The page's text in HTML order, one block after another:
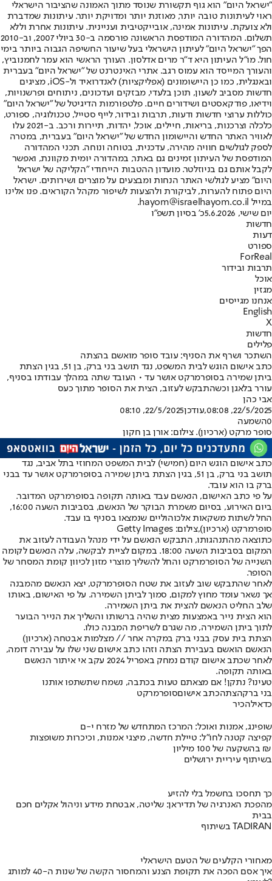
"ישראל היום" הוא גוף תקשורת שנוסד מתוך האמונה שהציבור הישראלי
ראוי לעיתונות טובה יותר, מאוזנת יותר ומדויקת יותר. עיתונות שמדברת
ולא צועקת. עיתונות אמינה, אובייקטיבית ועניינית. עיתונות אחרת וללא
תשלום. המהדורה המודפסת הראשונה פורסמה ב-30 ביולי 2007, וב-2010
הפך "ישראל היום" לעיתון הישראלי בעל שיעור החשיפה הגבוה ביותר בימי
חול. מו"ל העיתון היא ד"ר מרים אדלסון. העורך הראשי הוא עמר לחמנוביץ,
והעורך המייסד הוא עמוס רגב. אתרי האינטרנט של "ישראל היום" בעברית
ובאנגלית, כמו כן היישומונים (אפליקציות) לאנדרואיד ול-iOS, מציגים
חדשות מסביב לשעון, תוכן בלעדי, מבזקים ועדכונים, ניתוחים ופרשנויות,
וידיאו, פודקאסטים ושידורים חיים. פלטפורמות הדיגיטל של "ישראל היום"
כוללות ערוצי חדשות ודעות, תרבות ובידור, לייף סטייל, טכנולוגיה, ספורט,
כלכלה וצרכנות, בריאות, חיילים, אוכל, יהדות, תיירות ורכב. ב-2021 עלו
לאוויר האתר החדש והיישומון החדש של "ישראל היום" בעברית, במטרה
לספק לגולשים חוויה מהירה, עדכנית, בטוחה ונוחה. תכני המהדורה
המודפסת של העיתון זמינים גם באתר, במהדורה יומית מקוונת, ואפשר
לקבל אותם גם בניוזלטר. מועדון ההטבות הייחודי "הקליקה של ישראל
היום" מציע לגולשי האתר הנחות ומבצעים על מוצרים ושירותים. ישראל
היום פתוח להערות, לביקורת ולהצעות לשיפור מקהל הקוראים. פנו אלינו
במייל hayom@israelhayom.co.il.
יום שישי, 5.6.2026
כ' בסיון תשפ"ו
חדשות
דעות
ספורט
ForReal
תרבות ובידור
אוכל
מגזין
אנחנו מגייסים
English
X
חדשות
פלילים
השתכר ושרף את הסניף: עובד סופר מואשם בהצתה
כתב אישום הוגש לבית המשפט, נגד תושב בני ברק, בן 51, בגין הצתת
ביתן שמירה בסופרמרקט אושר עד • העובד שתה במהלך עבודתו בסניף,
עורר בלאגן וכשהתבקש לעזוב, הצית את הסופר מתוך כעס
אבי כהן
22/5/2025, 08:08
,עודכן22/5/2025, 08:10
0השמעה
סופר מרקט (ארכיון). צילום: אורן בן חקון
כתב אישום הוגש היום (חמישי) לבית המשפט המחוזי בתל אביב, נגד
תושב בני ברק, בן 51, בגין הצתת ביתן שמירה בסופרמרקט אושר עד בבני
ברק בו הוא עובד.
על פי כתב האישום, הנאשם עבד באותה תקופה בסופרמרקט המדובר.
ביום האירוע, בסיום משמרת הבוקר של הנאשם, בסביבות השעה 16:00,
החל לשתות משקאות אלכוהוליים שנמצאו בסניף בו עבד.
סופרמרקט (ארכיון),צילום: Getty Images
כתוצאה מהתנהגותו, התבקש הנאשם על ידי מנהל העבודה לעזוב את
המקום בסביבות השעה 18:00. במקום לציית לבקשה, עלה הנאשם לקומה
השנייה של הסופרמרקט והחל להשליך מוצרי מזון לכיוון קומת המסחר של
הסופר.
לאחר שהתבקש שוב לעזוב את שטח הסופרמרקט, יצא הנאשם מהמבנה
אך נשאר עומד מחוץ למקום, סמוך לביתן השמירה. על פי האישום, באותו
שלב החליט הנאשם להצית את ביתן השמירה.
הוא הצית נייר באמצעות מצית שהיה ברשותו והשליך את הנייר הבוער
לתוך ביתן השמירה, מה שגרם לשריפת המבנה כולו.
הצתת בית עסק בבני ברק במקרה אחר // מצלמות אבטחה (ארכיון)
הנאשם הואשם בעבירת הצתה וזהו כתב אישום שני שלו על עבירה דומה,
לאחר שכתב אישום קודם נמחק באפריל 2024 עקב אי איתור הנאשם
באותה תקופה.
טעינו? נתקן! אם מצאתם טעות בכתבה, נשמח שתשתפו אותנו
בני ברקהצתהכתב אישוםסופרמרקט
כדאילהכיר
שופינג, אמנות ואוכל: המרכז המתחדש של מזרח י-ם
קפיצה קטנה לחו"ל: טיילת חדשה, מיצגי אמנות, וכיכרות משופצות
בהשקעה של 100 מיליון ₪
בשיתוף עיריית ירושלים
כך תחסכו בחשמל בלי להזיע
מהפכת האנרגיה של תדיראן: שליטה, אבטחת מידע וניהול אקלים חכם
בבית
בשיתוף TADIRAN
מאחורי הקלעים של הטעם הישראלי
איך אסם הפכה את תקופת הצנע והמחסור הקשה של שנות ה-40 למותג